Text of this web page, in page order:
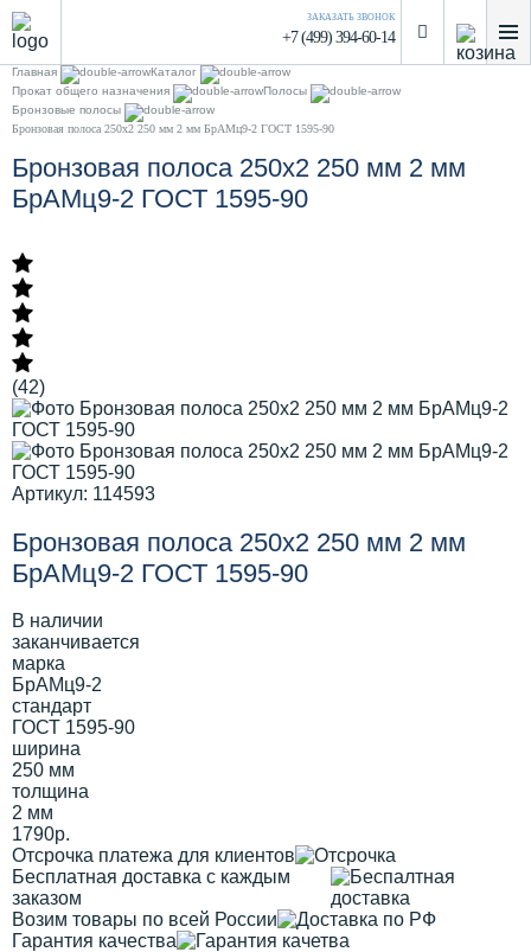
ЗАКАЗАТЬ ЗВОНОК
+7 (499) 394-60-14
Главная
Каталог
Прокат общего назначения
Полосы
Бронзовые полосы
Бронзовая полоса 250х2 250 мм 2 мм БрАМц9-2 ГОСТ 1595-90
Бронзовая полоса 250х2 250 мм 2 мм
БрАМц9-2 ГОСТ 1595-90
(42)
Артикул: 114593
Бронзовая полоса 250х2 250 мм 2 мм
БрАМц9-2 ГОСТ 1595-90
В наличии
заканчивается
марка
БрАМц9-2
стандарт
ГОСТ 1595-90
ширина
250 мм
толщина
2 мм
1790р.
Отсрочка платежа для клиентов
Бесплатная доставка с каждым
заказом
Возим товары по всей России
Гарантия качества